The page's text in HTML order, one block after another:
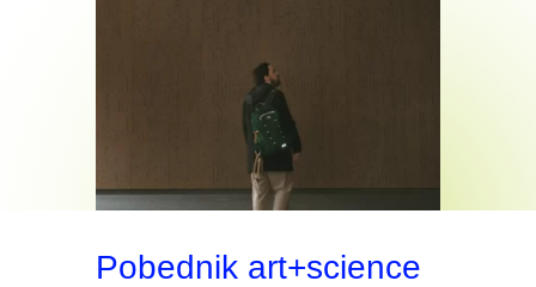
Pobednik art+science